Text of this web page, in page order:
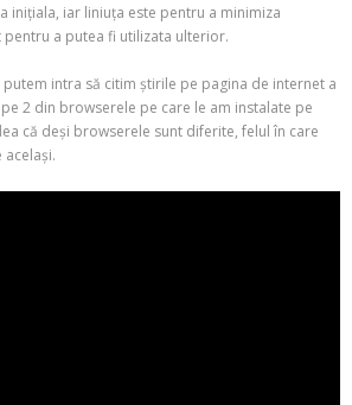
inițiala, iar liniuța este pentru a minimiza
a putea fi utilizata ulterior.
intra să citim știrile pe pagina de internet a
2 din browserele pe care le am instalate pe
că deși browserele sunt diferite, felul în care
același.